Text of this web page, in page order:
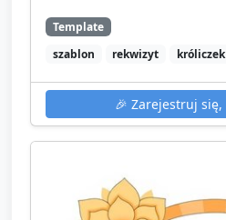
Template
szablon
rekwizyt króliczek
🎉 Zarejestruj się,